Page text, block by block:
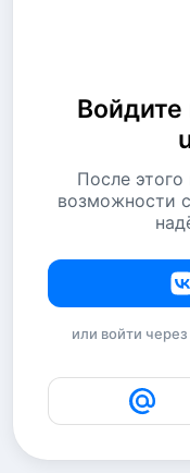
Войдите
После
возможности
или войти